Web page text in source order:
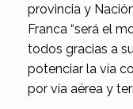
provincia y
Franca “será el
todos gracias a
potenciar la vía
por vía aérea y